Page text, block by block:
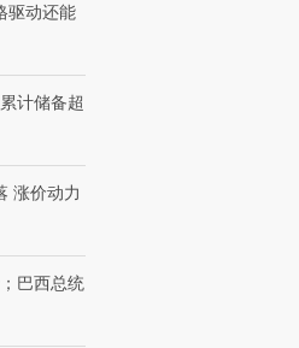
驱动还能
计储备超
涨价动力
巴西总统